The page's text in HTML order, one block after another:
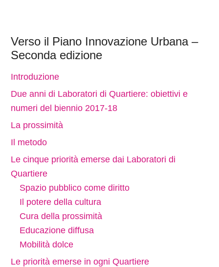
Verso il Piano Innovazione Urbana –
Seconda edizione
Introduzione
Due anni di Laboratori di Quartiere: obiettivi e
numeri del biennio 2017-18
La prossimità
Il metodo
Le cinque priorità emerse dai Laboratori di
Quartiere
Spazio pubblico come diritto
Il potere della cultura
Cura della prossimità
Educazione diffusa
Mobilità dolce
Le priorità emerse in ogni Quartiere